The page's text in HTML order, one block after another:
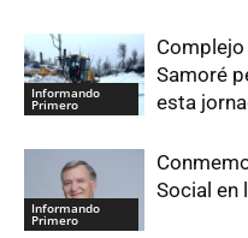
Informando
Primero
Samoré
esta
Informando
Primero
Social en